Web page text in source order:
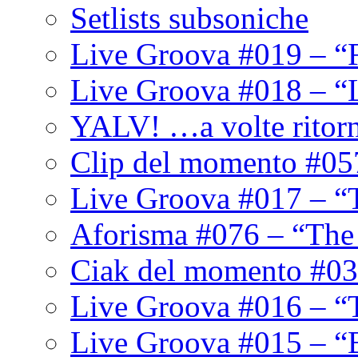
Setlists subsoniche
Live Groova #019 –
Live Groova #018 –
YALV! …a volte
Clip del momento
Live Groova #017 –
Aforisma #076 –
Ciak del momento
Live Groova #016 –
Live Groova #015 –